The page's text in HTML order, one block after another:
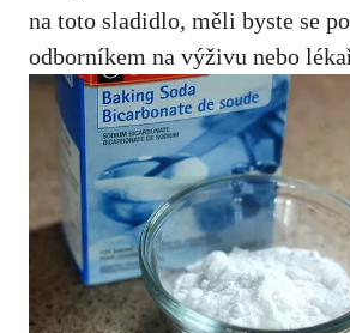
na toto sladidlo, měli byste se
odborníkem na výživu nebo